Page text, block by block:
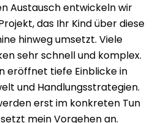
Austausch entwickeln wir
das Ihr Kind über diese
hinweg umsetzt. Viele
sehr schnell und komplex.
eröffnet tiefe Einblicke in
und Handlungsstrategien.
erst im konkreten Tun
mein Vorgehen an.